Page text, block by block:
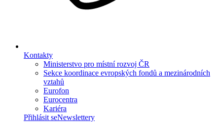
Kontakty
Ministerstvo pro místní rozvoj ČR
Sekce koordinace evropských fondů a mezinárodních
vztahů
Eurofon
Eurocentra
Kariéra
Přihlásit seNewslettery